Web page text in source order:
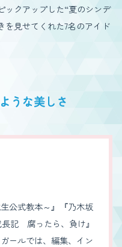
ックアップした“夏のシンデ
見せてくれた7名のアイド
うな美しさ
公式教本～』『乃木坂
記 腐ったら、負け』
ールでは、編集、イン